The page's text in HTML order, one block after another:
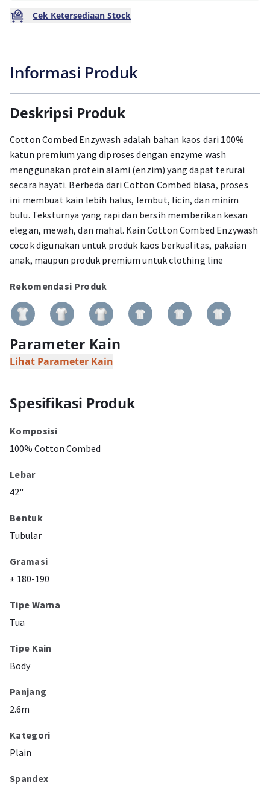
Cek Ketersediaan Stock
Informasi Produk
Deskripsi Produk
Cotton Combed Enzywash adalah bahan kaos dari 100%
katun premium yang diproses dengan enzyme wash
menggunakan protein alami (enzim) yang dapat terurai
secara hayati. Berbeda dari Cotton Combed biasa, proses
ini membuat kain lebih halus, lembut, licin, dan minim
bulu. Teksturnya yang rapi dan bersih memberikan kesan
elegan, mewah, dan mahal. Kain Cotton Combed Enzywash
cocok digunakan untuk produk kaos berkualitas, pakaian
anak, maupun produk premium untuk clothing line
Rekomendasi Produk
Parameter Kain
Lihat Parameter Kain
Spesifikasi Produk
Komposisi
100% Cotton Combed
Lebar
42"
Bentuk
Tubular
Gramasi
± 180-190
Tipe Warna
Tua
Tipe Kain
Body
Panjang
2.6m
Kategori
Plain
Spandex